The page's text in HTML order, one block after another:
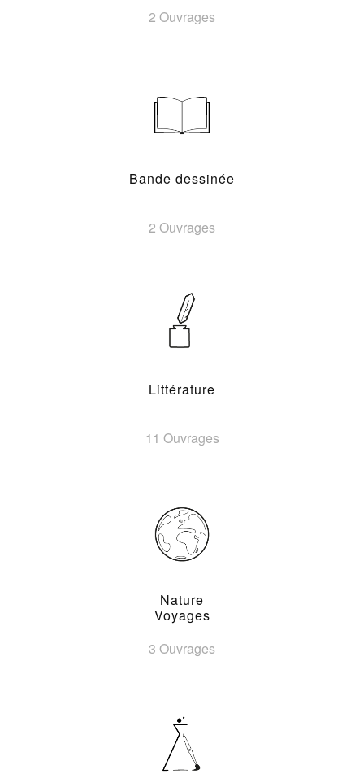
2 Ouvrages
Bande dessinée
2 Ouvrages
Littérature
11 Ouvrages
Nature
Voyages
3 Ouvrages